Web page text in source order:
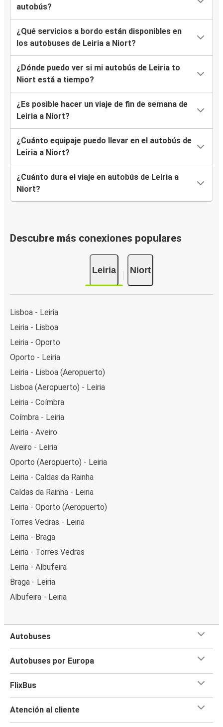
autobús?
¿Qué servicios a bordo están disponibles en
los autobuses de Leiria a Niort?
¿Dónde puedo ver si mi autobús de Leiria to
Niort está a tiempo?
¿Es posible hacer un viaje de fin de semana de
Leiria a Niort?
¿Cuánto equipaje puedo llevar en el autobús de
Leiria a Niort?
¿Cuánto dura el viaje en autobús de Leiria a
Niort?
Descubre más conexiones populares
Leiria Niort
Lisboa - Leiria
Leiria - Lisboa
Leiria - Oporto
Oporto - Leiria
Leiria - Lisboa (Aeropuerto)
Lisboa (Aeropuerto) - Leiria
Leiria - Coímbra
Coímbra - Leiria
Leiria - Aveiro
Aveiro - Leiria
Oporto (Aeropuerto) - Leiria
Leiria - Caldas da Rainha
Caldas da Rainha - Leiria
Leiria - Oporto (Aeropuerto)
Torres Vedras - Leiria
Leiria - Braga
Leiria - Torres Vedras
Leiria - Albufeira
Braga - Leiria
Albufeira - Leiria
Autobuses
Autobuses por Europa
FlixBus
Atención al cliente